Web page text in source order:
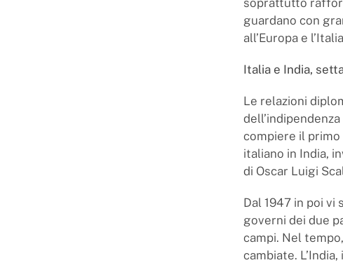
soprattutto
guardano con
all’Europa e
Italia e India,
Le relazioni
compiere il primo
italiano in India,
di Oscar Luigi
Dal 1947 in poi
governi dei due
campi. Nel
cambiate.